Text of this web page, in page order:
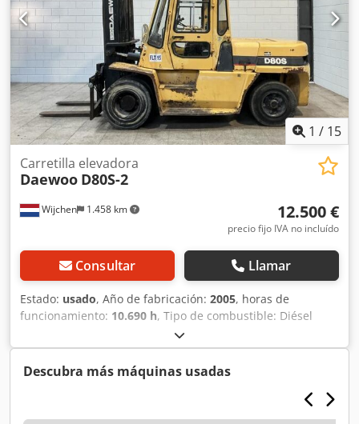
Recorrido del eje Z: 580 mm Torreta: 12 posiciones Eje
auxiliar Transportador de virutas: incluido Cargador de
barras de 3 metros Peso de la máquina: 4.240 kg
1 / 15
Wijchen 1.458 km
Carretilla elevadora
Daewoo D80S-2
12.500 €
precio fijo IVA no incluído
Consultar Llamar
Estado: usado, Año de fabricación: 2005, horas de
funcionamiento: 10.690 h, Tipo de combustible: Diésel
Color: Gris Peso en vacío: 11.163 kg Dimensiones (largo x
ancho x alto): 365 x 209 x 386 cm Capacidad de elevación:
8.000 kg Altura de elevación: 498 cm Dimensiones de las
horquillas: 990 x 2.010 mm - Año de fabricación: 2005 -
Documentación disponible: Sí - Marcado CE: Sí - Certificado
CE: No - Número de serie: 00065 - Horas de
Descubra más máquinas usadas